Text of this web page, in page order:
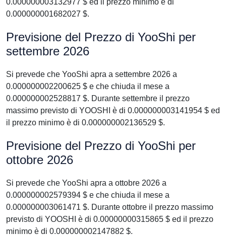
0.000000003132977 $ ed il prezzo minimo è di
0.000000001682027 $.
Previsione del Prezzo di YooShi per
settembre 2026
Si prevede che YooShi apra a settembre 2026 a
0.000000002200625 $ e che chiuda il mese a
0.000000002528817 $. Durante settembre il prezzo
massimo previsto di YOOSHI è di 0.000000003141954 $ ed
il prezzo minimo è di 0.000000002136529 $.
Previsione del Prezzo di YooShi per
ottobre 2026
Si prevede che YooShi apra a ottobre 2026 a
0.000000002579394 $ e che chiuda il mese a
0.000000003061471 $. Durante ottobre il prezzo massimo
previsto di YOOSHI è di 0.00000000315865 $ ed il prezzo
minimo è di 0.000000002147882 $.